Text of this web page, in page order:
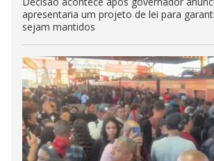
apresentaria um projeto de lei para
sejam mantidos